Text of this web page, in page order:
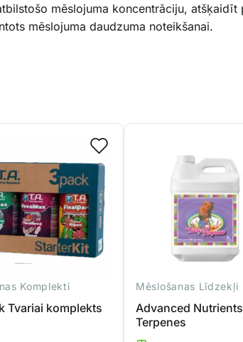
mēslojuma koncentrāciju,
mēslojuma daudzuma noteikšanai.
Komplekti
Tvariai komplekts
Mēslošanas Līdzekļi
Advanced
Terpenes